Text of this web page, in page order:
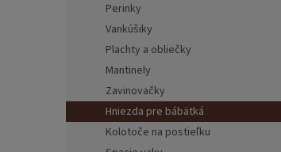
Perinky
Vankúšiky
Plachty a obliečky
Mantinely
Zavinovačky
Hniezda pre bábätká
Kolotoče na postieľku